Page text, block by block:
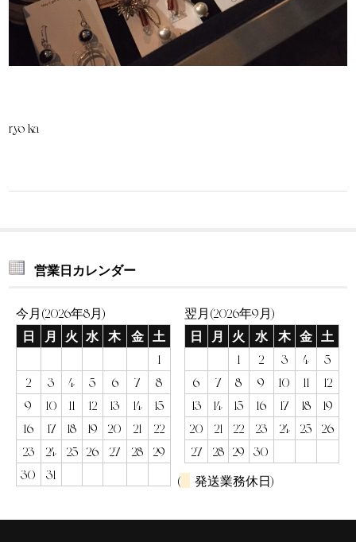
ryo-ka
営業日カレンダー
今月(2026年8月)
日
月 火 水 木 金
土
1
2
3 4 5 6 7
8
9
10 11 12 13 14
15
16
17 18 19 20 21
22
23
24 25 26 27 28
29
30
31
翌月(2026年9月)
日
月 火 水 木 金
土
1
2 3 4
5
6
7 8 9 10 11
12
13
14 15 16 17 18
19
20
21 22 23 24 25
26
27
28 29
30
(
発送業務休日)